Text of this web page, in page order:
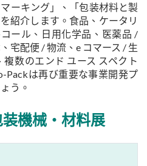
ーキング」、「包装材料と製
紹介します。食品、ケータリ
ール、日用化学品、医薬品 /
宅配便 / 物流、e コマース / 生
数のエンド ユース スペクト
Packは再び重要な事業開発プ
う。
機械・材料展